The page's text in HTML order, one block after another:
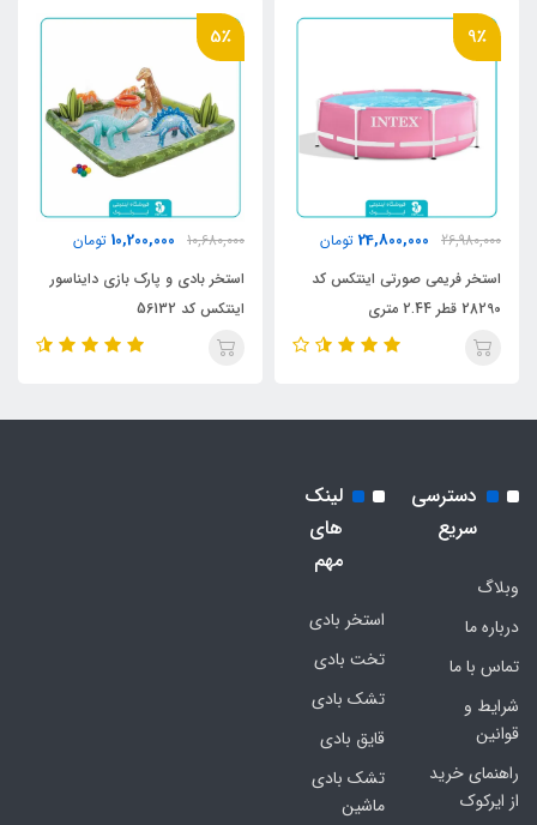
9٪
26,980,000
24,800,000 تومان
استخر فریمی صورتی اینتکس کد
28290 قطر 2.44 متری
5٪
10,680,000
10,200,000 تومان
استخر بادی و پارک بازی دایناسور
اینتکس کد 56132
دسترسی
سریع
وبلاگ
درباره ما
تماس با ما
شرایط و
قوانین
راهنمای خرید
از ایرکوک
لینک
های
مهم
استخر بادی
تخت بادی
تشک بادی
قایق بادی
تشک بادی
ماشین